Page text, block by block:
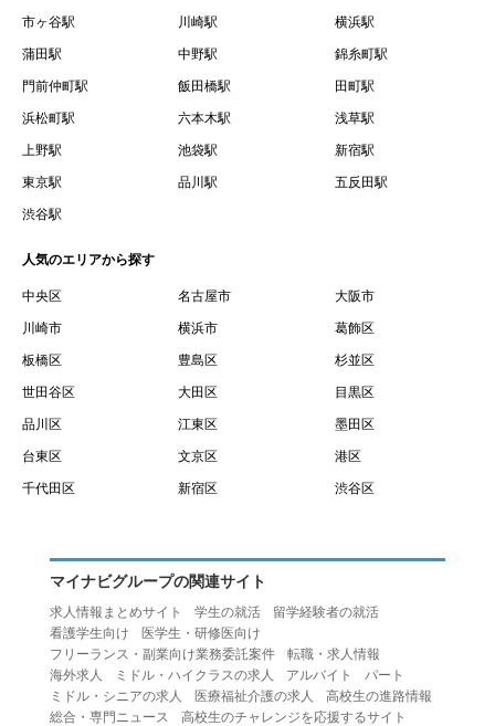
７.「本会員制度」とは、会員による本サービスの利用の促
進を目的とした会員制度を意味します。
借契約書およびオプション注文書を意味します。
９.「契約期間開始日」とは、定期建物賃貸借契約（以下
「賃貸借契約」と言います）の開始日のことで、利用者の
賃借権が発生する日を意味します。
するために、選んだ物件を保留することを意味します。
１１.「予約情報」とは、物件を予約するために必要な当社
所定の情報を意味します。物件情報や期間、オプション等
１２.「キャンセル」とは、賃貸借契約締結後から契約期間
開始日前までに、利用者が賃貸借契約を解除することを意
味します。
１３.「中途解約」とは、賃貸借契約期間の途中で、利用者
１.利用者は、本サービスを利用する上で次の各号に定める
とします。
（１）重複、虚偽の情報、または自己以外の情報を登録す
る行為
（２）第三者になりすまして本サービスを利用する行為
市ヶ谷駅 川崎駅 横浜駅
蒲田駅 中野駅 錦糸町駅
門前仲町駅 飯田橋駅 田町駅
浜松町駅 六本木駅 浅草駅
上野駅 池袋駅 新宿駅
東京駅 品川駅 五反田駅
渋谷駅
人気のエリアから探す
中央区 名古屋市 大阪市
川崎市 横浜市 葛飾区
板橋区 豊島区 杉並区
世田谷区 大田区 目黒区
品川区 江東区 墨田区
台東区 文京区 港区
千代田区 新宿区 渋谷区
マイナビグループの関連サイト
求人情報まとめサイト 学生の就活
留学経験者の就活
看護学生向け
医学生・研修医向け
フリーランス・副業向け業務委託案件
転職・求人情報
海外求人
ミドル・ハイクラスの求人 アルバイト
パート
ミドル・シニアの求人
医療福祉介護の求人
高校生の進路情報
総合・専門ニュース
高校生のチャレンジを応援するサイト